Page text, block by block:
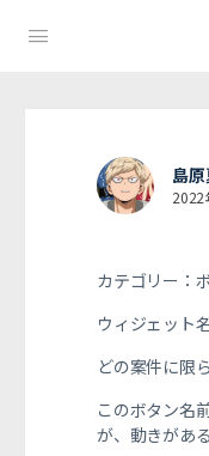
島
2022
カテゴリー：
ウィジェット
どの案件に限
このボタン名
が、動きがあ